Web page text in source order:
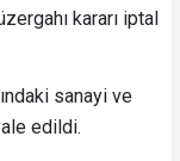
kararı iptal
sanayi ve
edildi.